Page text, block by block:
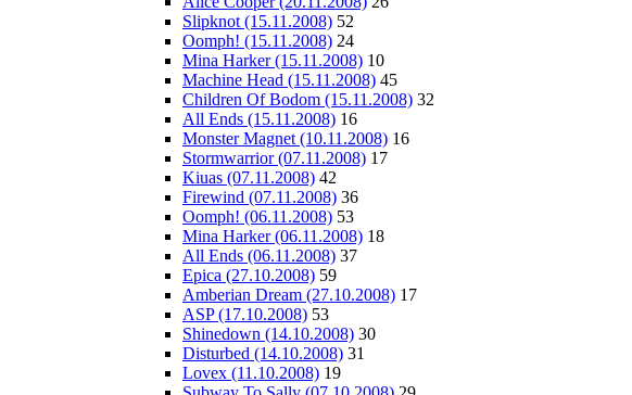
Slipknot (15.11.2008) 52
Oomph! (15.11.2008) 24
Mina Harker (15.11.2008) 10
Machine Head (15.11.2008) 45
Children Of Bodom (15.11.2008) 32
All Ends (15.11.2008) 16
Monster Magnet (10.11.2008) 16
Stormwarrior (07.11.2008) 17
Kiuas (07.11.2008) 42
Firewind (07.11.2008) 36
Oomph! (06.11.2008) 53
Mina Harker (06.11.2008) 18
All Ends (06.11.2008) 37
Epica (27.10.2008) 59
Amberian Dream (27.10.2008) 17
ASP (17.10.2008) 53
Shinedown (14.10.2008) 30
Disturbed (14.10.2008) 31
Lovex (11.10.2008) 19